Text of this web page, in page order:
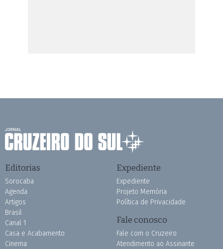
Editorias
Sorocaba
Agenda
Artigos
Brasil
Canal 1
Casa e Acabamento
Cinema
Expediente
Expediente
Projeto Memória
Política de Privacidade
Fale conosco
Fale com o Cruzeiro
Atendimento ao Assinante